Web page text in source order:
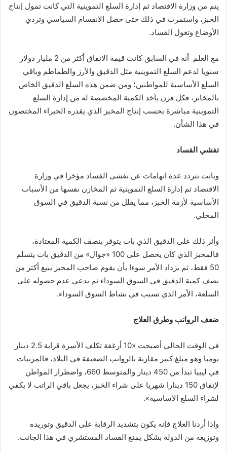
يتم من وزارة الاقتصاد ثم إدارة السلع التموينية التي كانت تمول إنتاج
الخبز، واستمرت في ذلك حتى حصل الانقسام السياسي وتردي
الأوضاع وتغول الفساد.
مع العلم أنه في السابق كانت قيمة الانفاق أكثر من 2 مليار دولار
سنويا لدعم السلع التموينية مثل الدقيق والأرز والطماطم وباقي
السلع الأساسية للمواطنين؛ ومن ضمن هذه السلع الدقيق الخاص
بالمخابز، فكل فرن يأخذ الكمية المخصصة له من إدارة السلع
التموينية مباشرة بحسب إنتاج المخبز الذي يقدره الخبراء المختصون
في هذا الشأن.
تفشي الفساد
وباتت تتردد عدة اتهامات عن تفشى الفساد مؤخرا في وزارة
الاقتصاد ثم إدارة السلع التموينية ثم المخازن نفسها من الأسباب
الأساسية لأزمة الخبز، مما يقلل من نسبة الدقيق في السوق
المحلي.
وأثر ذلك على الدقيق الذي بات يتوفر بنصف الكمية المعتادة،
فالمخبز الذي كان يحصل على 100 «جوال» من الدقيق بات يتسلم
50 فقط، ثم يزداد الأمر سوءا بأن يقوم صاحب المخبز ببيع أكثر من
نصف كمية الدقيق في السوق السوداء ثم يدعي عدم حصوله على
السلعة، الأمر الذي تسبب في نشاط السوق السوداء.
ضعف الرواتب وطرق العلاج
في الوقت الحالي أصبحت «10 أرغفة تكلف الأسرة قرابة 2.5 دينار
يوميا وهو مبلغ كبير مقارنة بالرواتب الضعيفة في البلاد، فالمرتبات
في ليبيا تبدأ من 450 دينار والمتوسط 660، واضطرار المواطن
لإنفاق 150 دينارا شهريا على شراء الخبز، يجعل باقي الراتب لا يكفي
لشراء السلع الأساسية».
وإذا أردنا العلاج فإنه يكون بتشديد الرقابة على الدقيق وتوريده
وتوزيعه من الدولة بشكل يمنع الفساد المستشري في هذا الجانب.